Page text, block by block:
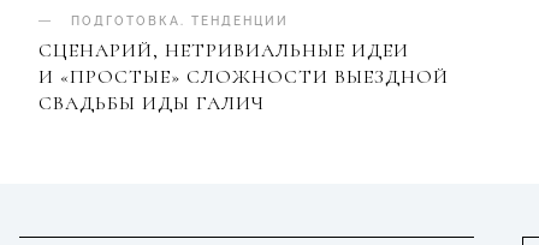
ПОДГОТОВКА. ТЕНДЕНЦИИ
СЦЕНАРИЙ, НЕТРИВИАЛЬНЫЕ ИДЕИ
И «ПРОСТЫЕ» СЛОЖНОСТИ ВЫЕЗДНОЙ
СВАДЬБЫ ИДЫ ГАЛИЧ